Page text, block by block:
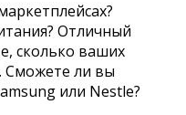
Отличный
сколько ваших
Сможете ли вы
или Nestle?